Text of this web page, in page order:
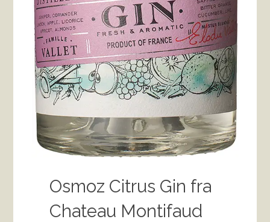
Osmoz Citrus Gin fra
Chateau Montifaud